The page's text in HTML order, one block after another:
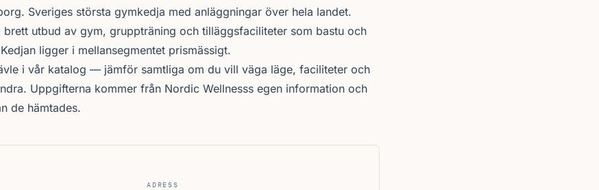
Sveriges största gymkedja med anläggningar över hela landet.
brett utbud av gym, gruppträning och tilläggsfaciliteter som bastu och
ligger i mellansegmentet prismässigt.
i vår katalog — jämför samtliga om du vill väga läge, faciliteter och
Uppgifterna kommer från Nordic Wellnesss egen information och
de hämtades.
ADRESS